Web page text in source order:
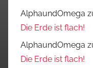
AlphaundOmega
Die Erde ist flach!
AlphaundOmega
Die Erde ist flach!